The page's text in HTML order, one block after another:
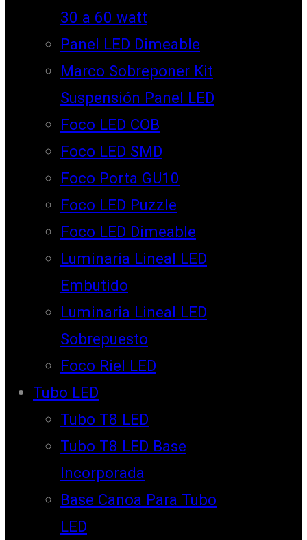
30 a 60 watt
Panel LED Dimeable
Marco Sobreponer Kit
Suspensión Panel LED
Foco LED COB
Foco LED SMD
Foco Porta GU10
Foco LED Puzzle
Foco LED Dimeable
Luminaria Lineal LED
Embutido
Luminaria Lineal LED
Sobrepuesto
Foco Riel LED
Tubo LED
Tubo T8 LED
Tubo T8 LED Base
Incorporada
Base Canoa Para Tubo
LED